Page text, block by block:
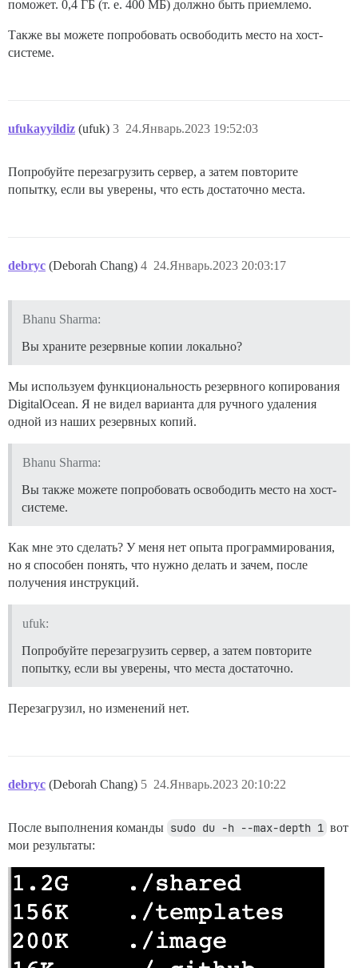
поможет. 0,4 ГБ (т. е. 400 МБ) должно быть приемлемо.
Также вы можете попробовать освободить место на хост-
системе.
ufukayyildiz (ufuk) 24.Январь.2023 19:52:03
3
Попробуйте перезагрузить сервер, а затем повторите
попытку, если вы уверены, что есть достаточно места.
debryc (Deborah Chang) 24.Январь.2023 20:03:17
4
Bhanu Sharma:
Вы храните резервные копии локально?
Мы используем функциональность резервного копирования
DigitalOcean. Я не видел варианта для ручного удаления
одной из наших резервных копий.
Bhanu Sharma:
Вы также можете попробовать освободить место на хост-
системе.
Как мне это сделать? У меня нет опыта программирования,
но я способен понять, что нужно делать и зачем, после
получения инструкций.
ufuk:
Попробуйте перезагрузить сервер, а затем повторите
попытку, если вы уверены, что места достаточно.
Перезагрузил, но изменений нет.
debryc (Deborah Chang) 24.Январь.2023 20:10:22
5
После выполнения команды sudo du -h --max-depth 1 вот
мои результаты: